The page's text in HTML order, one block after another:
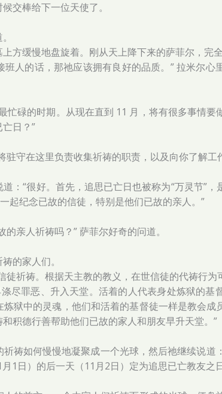
交棒给下一位天使了。
方缓慢地盘旋着。刚从天上降下来的萨菲尔，完
人的话，那祂应该拥有良好的品质。” 拉米尔心
忙碌的时期。从现在直到 11 月，将有很多事情要
日？”
驻守在这里负责收集祈祷的职责，以及向你了解工
：“很好。首先，追思已亡日也被称为“万灵节”
起纪念已故的信徒，特别是他们已故的亲人。”
亲人祈祷吗？” 萨菲尔好奇的问道。
的家人们。
徒祈祷。根据天主教的教义，在世信徒的代祷行
尽罪恶、升入天堂。活着的人代表身处炼狱的基
狱中的灵魂，他们和活着的基督徒一样是教会成
积德行善帮助他们已故的家人和朋友早升天堂。”
祷如何慢慢地凝聚成一个光球，然后祂继续说道
1日）的后一天（11月2日）定为追思已亡教友之